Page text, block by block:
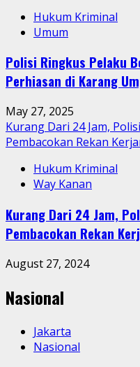
Hukum Kriminal
Umum
Polisi Ringkus Pelaku
Perhiasan di Karang
May 27, 2025
Kurang Dari 24 Jam,
Pembacokan Rekan
Hukum Kriminal
Way Kanan
Kurang Dari 24 Jam,
Pembacokan Rekan
August 27, 2024
Nasional
Jakarta
Nasional